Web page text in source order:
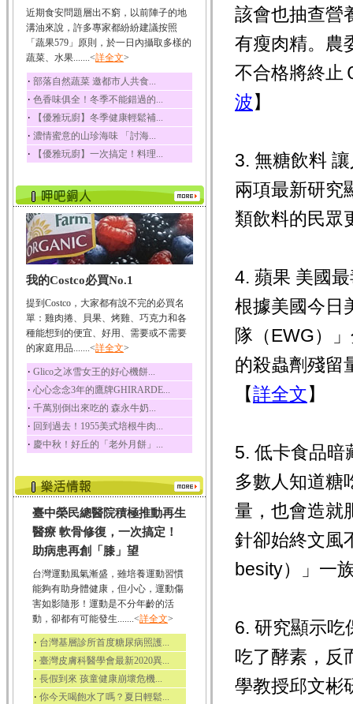
冬瓜
冬瓜營養價值高，鈉含
量極低是水腫病人的...
豆豉
豆豉裡頭含有營養的蛋
白質、脂肪、鈣、磷...
榛果
榛果裡所含的營養素有
蛋白質、脂肪、醣類...
迷迭香
酸、迷迭香酸、植物...
咖啡
咖啡中的咖啡因會刺激
中樞神經系統，特別...
椰子
椰子含有糖類、脂肪、
荔枝
荔枝性質溫和所含的營
養素有醣類、檸檬酸...
五味子
五味子性質溫熱所含營
養成分有揮發油、檸...
草魚
草魚含有維生素A、維生
素C、及豐富的蛋白...
近期食安問題層出不窮，以前陣子的地
溝油來說，許多專家都紛紛建議按照
「蔬果579」原則，於一日內攝取多樣的
蔬菜、水果.......<詳全文>
‧ 部落自然蔬菜 邀都市人共食...
‧ 色香味俱全！冬季不能錯過的...
‧ 【優雅玩廚】冬季健康輕鬆補...
‧ 濃情蜜意的山珍海味 「討海...
‧ 【優雅玩廚】一次搞定！料理...
我的Costco必買No.1
提到Costco，大家都有說不完的必買名
單：雞肉捲、貝果、烤雞、巧克力和各
種能想到的便宜、好用、需要或不需要
的家庭用品.......<詳全文>
‧ Glico之冰雪女王的好心機餅...
‧ 心心念念3年的鷹牌GHIRARDE...
‧ 千萬別倒出來吃的 森永牛奶...
‧ 回到過去！1955美式培根牛肉...
‧ 慶中秋！好丘的「老外月餅」...
臺中榮民總醫院積極推動再生
醫療 軟骨修復，一次搞定！
助病患再創「膝」望
台灣運動風氣漸盛，雖培養運動習慣
能夠有助身體健康，但小心，運動傷
害如影隨形！運動是不分年齡的活
動，卻都有可能發生.......<詳全文>
‧ 台灣基層診所首度糖尿病照護...
‧ 臺灣皮膚科醫學會最新2020異...
‧ 長假到來 孩童健康崩壞危機...
‧ 你今天喝飽水了嗎？夏日輕鬆...
該會也抽查營
有瘦肉精。農
不合格將終止
波】
3. 無糖飲料
兩項最新研究
類飲料的民眾
4. 蘋果 美國
根據美國今日
隊（EWG）
的殺蟲劑殘留
【詳全文】
5. 低卡食品暗
多數人知道糖
量，也會造就
針卻始終文風
besity）」一
6. 研究顯示吃
吃了酵素，反
學教授邱文彬